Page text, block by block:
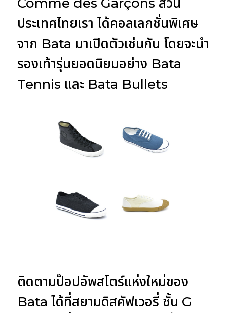
ประเทศไทยเรา ได้คอลเลกชั่นพิเศษ
จาก Bata มาเปิดตัวเช่นกัน โดยจะนำ
รองเท้ารุ่นยอดนิยมอย่าง Bata
Tennis และ Bata Bullets
ติดตามป๊อปอัพสโตร์แห่งใหม่ของ
Bata ได้ที่สยามดิสคัฟเวอรี่ ชั้น G